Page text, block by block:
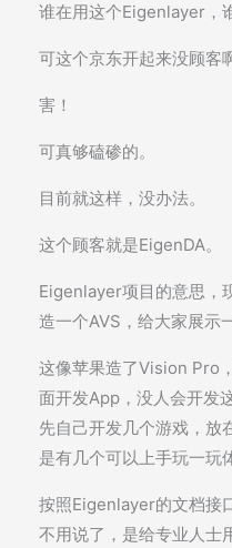
谁在用这个Eigenlayer，
可这个京东开起来没顾客
害！
可真够磕碜的。
目前就这样，没办法。
这个顾客就是EigenDA。
Eigenlayer项目的意思，
造一个AVS，给大家展示
这像苹果造了Vision Pro
面开发App，没人会开发
先自己开发几个游戏，放
是有几个可以上手玩一玩
按照Eigenlayer的文档接
不用说了，是给专业人士